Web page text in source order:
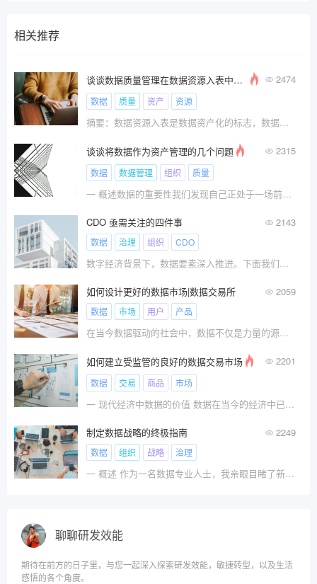
相关推荐
谈谈数据质量管理在数据资源入表中的实施方法和路径 2474
数据 质量 资产 资源
摘要：数据资源入表是数据资产化的标志，数据资源
谈谈将数据作为资产管理的几个问题 2315
数据 数据管理 组织 质量
一 概述数据的重要性我们发现自己正处于一场前所未有的数据革命之中。我们采取的每一个行动，我们进行的每一笔交易，以及我们的每一次互动都会产生数据。
CDO 亟需关注的四件事 2143
数据 治理 组织 CDO
数字经济背景下，数据要素深入推进。下面我们将深
如何设计更好的数据市场|数据交易所 2059
数据 市场 用户 产品
在当今数据驱动的社会中，数据不仅是力量的源泉，而且是推动业务成功、为决策提供信息并释放新机遇的重要资产。
如何建立受监管的良好的数据交易市场 2201
数据 交易 商品 市场
一 现代经济中数据的价值 数据在当今的经济中已变??
制定数据战略的终极指南 2249
数据 组织 战略 治理
一 概述 作为一名数据专业人士，我亲眼目睹了新技?
聊聊研发效能
期待在前方的日子里，与您一起深入探索研发效能，敏捷转型，以及生活
感悟的各个角度。